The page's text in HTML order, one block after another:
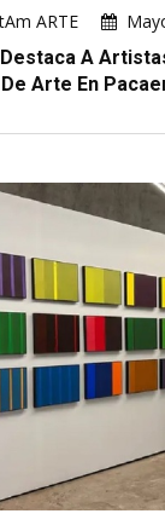
ARTE
A
Arte En